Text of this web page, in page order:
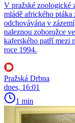
V pražské zoologické
mládě afrického
odchovávána v
naleznou zoborožce
kaferského patří mezi
roce 1994.
Pražská Drbna
dnes, 16:01
1 min